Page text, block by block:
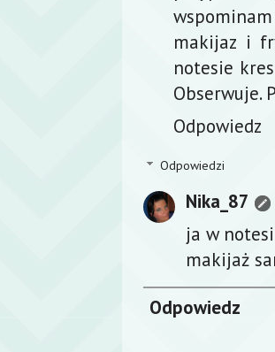
makijaz i
notesie
Obserwuje.
Odpowiedz
Odpowiedzi
Nika_87
ja w
makijaż
Odpowiedz